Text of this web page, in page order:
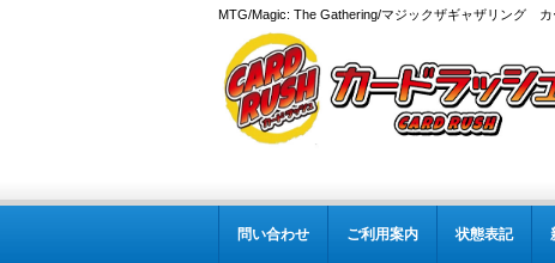
MTG/Magic: The Gathering/マジックザギャザリング カ
問い合わせ ご利用案内 状態表記